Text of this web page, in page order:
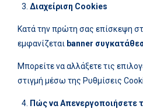
Διαχείριση Cookies
Κατά την πρώτη σας επίσκεψη
εμφανίζεται banner
Μπορείτε να αλλάξετε τις
στιγμή μέσω της Ρυθμίσεις
Πώς να Απενεργοποιήσετε